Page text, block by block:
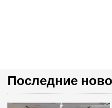
Последние